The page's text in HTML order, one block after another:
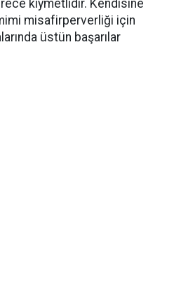
kıymetlidir. Kendisine
misafirperverliği için
üstün başarılar